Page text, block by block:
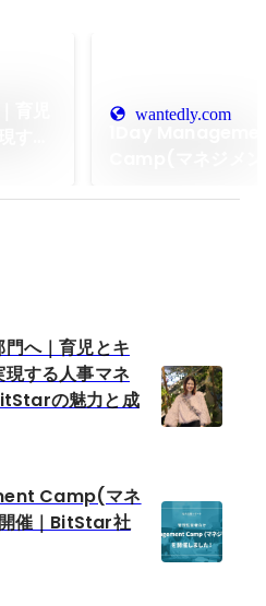
wantedly.com
へ｜育児とキ
する人事マネ
の魅力と成
Camp(マネ
催｜BitStar社